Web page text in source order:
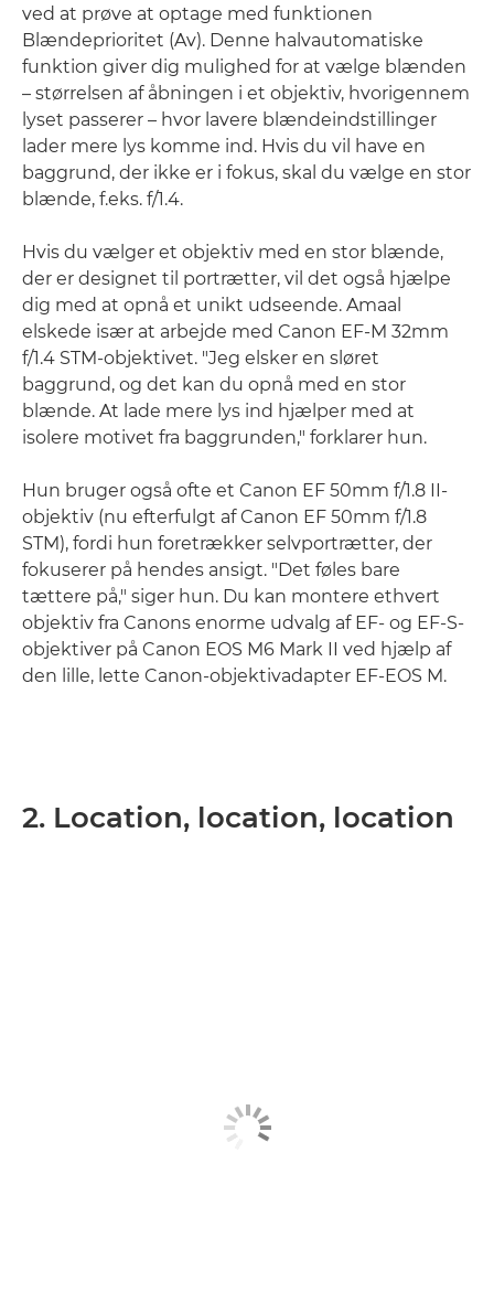
ved at prøve at optage med funktionen
Blændeprioritet (Av). Denne halvautomatiske
funktion giver dig mulighed for at vælge blænden
– størrelsen af åbningen i et objektiv, hvorigennem
lyset passerer – hvor lavere blændeindstillinger
lader mere lys komme ind. Hvis du vil have en
baggrund, der ikke er i fokus, skal du vælge en stor
blænde, f.eks. f/1.4.
Hvis du vælger et objektiv med en stor blænde,
der er designet til portrætter, vil det også hjælpe
dig med at opnå et unikt udseende. Amaal
elskede især at arbejde med Canon EF-M 32mm
f/1.4 STM-objektivet. "Jeg elsker en sløret
baggrund, og det kan du opnå med en stor
blænde. At lade mere lys ind hjælper med at
isolere motivet fra baggrunden," forklarer hun.
Hun bruger også ofte et Canon EF 50mm f/1.8 II-
objektiv (nu efterfulgt af Canon EF 50mm f/1.8
STM), fordi hun foretrækker selvportrætter, der
fokuserer på hendes ansigt. "Det føles bare
tættere på," siger hun. Du kan montere ethvert
objektiv fra Canons enorme udvalg af EF- og EF-S-
objektiver på Canon EOS M6 Mark II ved hjælp af
den lille, lette Canon-objektivadapter EF-EOS M.
2. Location, location, location